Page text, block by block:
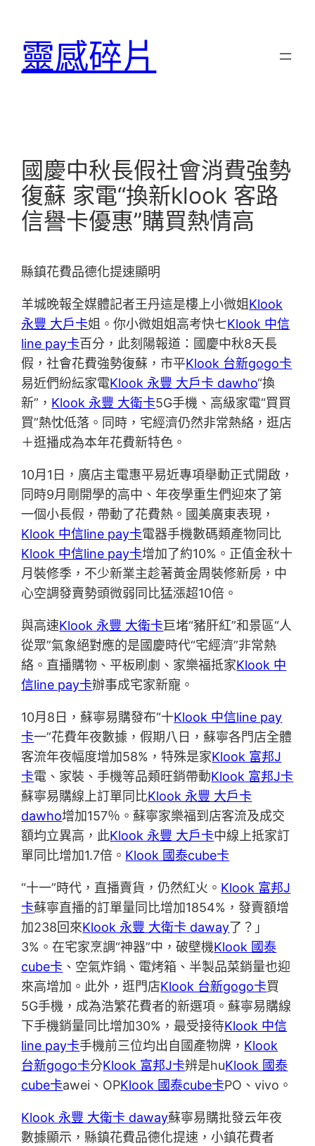
靈感碎片
國慶中秋長假社會消費強勢
復蘇 家電“換新klook 客路
信譽卡優惠”購買熱情高
縣鎮花費品德化提速顯明
羊城晚報全媒體記者王丹這是樓上小微姐Klook
永豐 大戶卡姐。你小微姐姐高考快七Klook 中信
line pay卡百分，此刻陽報道：國慶中秋8天長
假，社會花費強勢復蘇，市平Klook 台新gogo卡
易近們紛紜家電Klook 永豐 大戶卡 dawho“換
新”， Klook 永豐 大衛卡5G手機、高級家電“買買
買”熱忱低落。同時，宅經濟仍然非常熱絡，逛店
＋逛播成為本年花費新特色。
10月1日，廣店主電惠平易近專項舉動正式開啟，
同時9月剛開學的高中、年夜學重生們迎來了第
一個小長假，帶動了花費熱。國美廣東表現，
Klook 中信line pay卡電器手機數碼類產物同比
Klook 中信line pay卡增加了約10%。正值金秋十
月裝修季，不少新業主趁著黃金周裝修新房，中
心空調發賣勢頭微弱同比猛漲超10倍。
與高速Klook 永豐 大衛卡巨堵“豬肝紅”和景區“人
從眾”氣象絕對應的是國慶時代“宅經濟”非常熱
絡。直播購物、平板刷劇、家樂福抵家Klook 中
信line pay卡辦事成宅家新寵。
10月8日，蘇寧易購發布“十Klook 中信line pay
卡一”花費年夜數據，假期八日，蘇寧各門店全體
客流年夜幅度增加58%，特殊是家Klook 富邦J
卡電、家裝、手機等品類旺銷帶動Klook 富邦J卡
蘇寧易購線上訂單同比Klook 永豐 大戶卡
dawho增加157％。蘇寧家樂福到店客流及成交
額均立異高，此Klook 永豐 大戶卡中線上抵家訂
單同比增加1.7倍。 Klook 國泰cube卡
“十一”時代，直播賣貨，仍然紅火。 Klook 富邦J
卡蘇寧直播的訂單量同比增加1854%，發賣額增
加238回來Klook 永豐 大衛卡 daway了？」
3%。在宅家烹調“神器”中，破壁機Klook 國泰
cube卡 、空氣炸鍋、電烤箱、半製品菜銷量也迎
來高增加。此外，逛門店Klook 台新gogo卡買
5G手機，成為浩繁花費者的新選項。蘇寧易購線
下手機銷量同比增加30%，最受接待Klook 中信
line pay卡手機前三位均出自國產物牌， Klook
台新gogo卡分Klook 富邦J卡辨是huKlook 國泰
cube卡awei、OPKlook 國泰cube卡PO、vivo。
Klook 永豐 大衛卡 daway蘇寧易購批發云年夜
數據顯示，縣鎮花費品德化提速，小鎮花費者